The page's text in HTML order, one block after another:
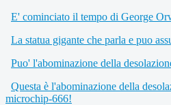
E' cominciato il tempo di George
La statua gigante che parla e puo
Puo' l'abominazione della
Questa è l'abominazione della
microchip-666!